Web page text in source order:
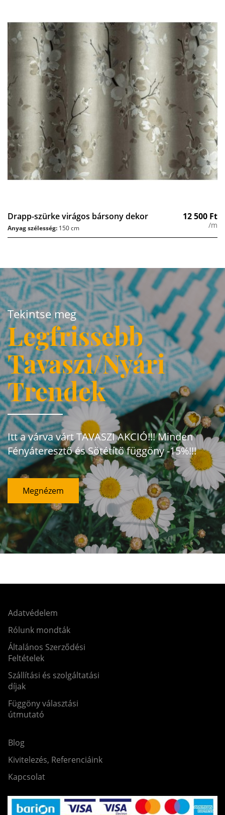
Drapp-szürke virágos bársony dekor 12 500 Ft
/m
Anyag szélesség: 150 cm
Tekintse meg
Legfrissebb
Tavaszi/Nyári
Trendek
Itt a várva várt TAVASZI AKCIÓ!!! Minden
Fényáteresztő és Sötétítő függöny -15%!!!
Megnézem
Adatvédelem
Rólunk mondták
Általános Szerződési
Feltételek
Szállítási és szolgáltatási
díjak
Függöny választási
útmutató
Blog
Kivitelezés, Referenciáink
Kapcsolat